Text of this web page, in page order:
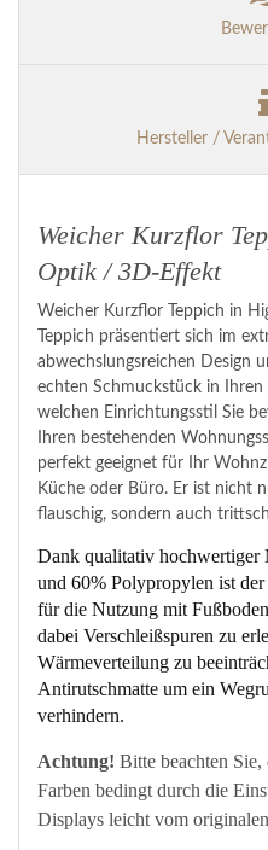
Hersteller /
Weicher Kurzflor
Optik / 3D-Effekt
Weicher Kurzflor Teppich in
Teppich präsentiert sich im
abwechslungsreichen Design
echten Schmuckstück in
welchen Einrichtungsstil Sie
Ihren bestehenden
perfekt geeignet für Ihr
Küche oder Büro. Er ist nicht
flauschig, sondern auch
Dank qualitativ hochwertiger
und 60% Polypropylen ist
für die Nutzung mit
dabei Verschleißspuren zu
Wärmeverteilung zu
Antirutschmatte um ein
verhindern.
Achtung! Bitte beachten Sie,
Farben bedingt durch die
Displays leicht vom